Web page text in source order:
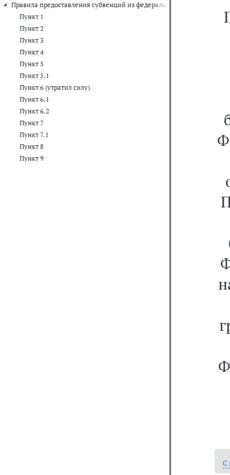
Правила предоставления субвенций из федерального бюджета
Пункт 1
Пункт 2
Пункт 3
Пункт 4
Пункт 5
Пункт 5.1
Пункт 6 (утратил силу)
Пункт 6.1
Пункт 6.2
Пункт 7
Пункт 7.1
Пункт 8
Пункт 9
С